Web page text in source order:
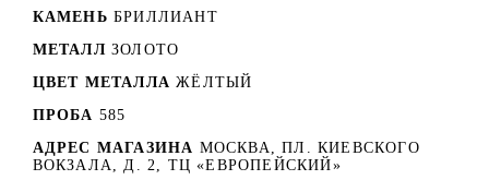
КАМЕНЬ БРИЛЛИАНТ
МЕТАЛЛ ЗОЛОТО
ЦВЕТ МЕТАЛЛА ЖЁЛТЫЙ
ПРОБА 585
АДРЕС МАГАЗИНА МОСКВА, ПЛ. КИЕВСКОГО
ВОКЗАЛА, Д. 2, ТЦ «ЕВРОПЕЙСКИЙ»